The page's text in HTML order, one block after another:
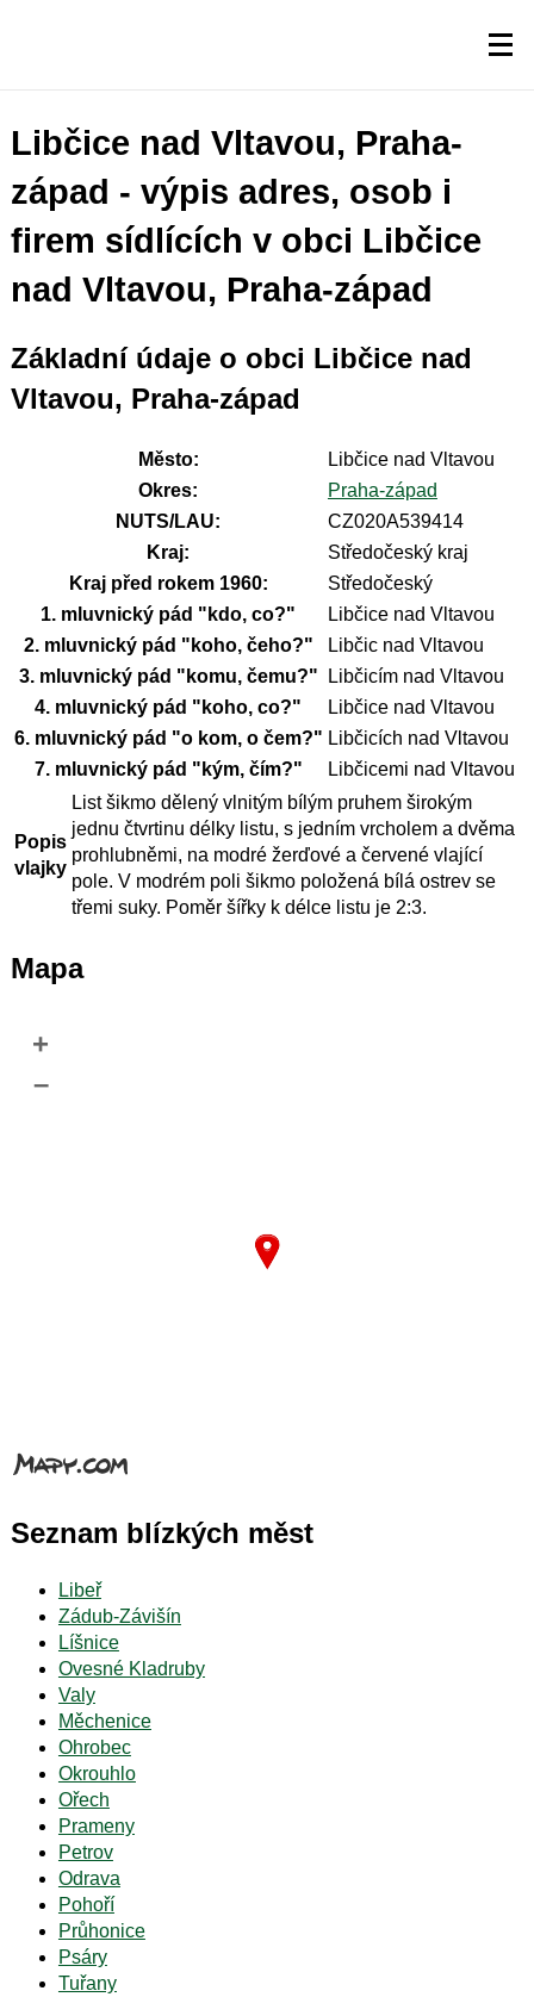
Libčice nad Vltavou, Praha-
západ - výpis adres, osob i
firem sídlících v obci Libčice
nad Vltavou, Praha-západ
Základní údaje o obci Libčice nad
Vltavou, Praha-západ
Město:
Libčice nad Vltavou
Okres:
Praha-západ
NUTS/LAU:
CZ020A539414
Kraj:
Středočeský kraj
Kraj před rokem 1960:
Středočeský
1. mluvnický pád "kdo, co?"
Libčice nad Vltavou
2. mluvnický pád "koho, čeho?"
Libčic nad Vltavou
3. mluvnický pád "komu, čemu?"
Libčicím nad Vltavou
4. mluvnický pád "koho, co?"
Libčice nad Vltavou
6. mluvnický pád "o kom, o čem?" Libčicích nad Vltavou
7. mluvnický pád "kým, čím?"
Libčicemi nad Vltavou
Popis
vlajky
List šikmo dělený vlnitým bílým pruhem širokým
jednu čtvrtinu délky listu, s jedním vrcholem a dvěma
prohlubněmi, na modré žerďové a červené vlající
pole. V modrém poli šikmo položená bílá ostrev se
třemi suky. Poměr šířky k délce listu je 2:3.
Mapa
+
–
Seznam blízkých měst
Libeř
Zádub-Závišín
Líšnice
Ovesné Kladruby
Valy
Měchenice
Ohrobec
Okrouhlo
Ořech
Prameny
Petrov
Odrava
Pohoří
Průhonice
Psáry
Tuřany